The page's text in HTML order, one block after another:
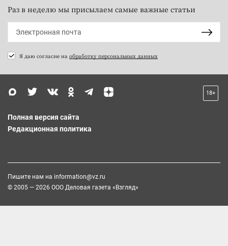
Раз в неделю мы присылаем самые важные статьи
Я даю согласие на обработку персональных данных
18+
Полная версия сайта
Редакционная политика
Пишите нам на information@vz.ru
© 2005 — 2026 ООО Деловая газета «Взгляд»